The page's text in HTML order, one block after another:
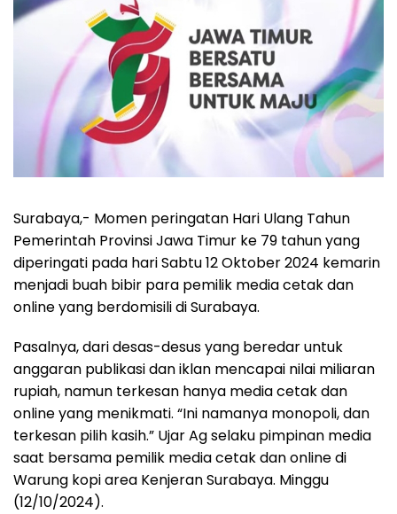
Surabaya,- Momen peringatan Hari Ulang Tahun
Pemerintah Provinsi Jawa Timur ke 79 tahun yang
diperingati pada hari Sabtu 12 Oktober 2024 kemarin
menjadi buah bibir para pemilik media cetak dan
online yang berdomisili di Surabaya.
Pasalnya, dari desas-desus yang beredar untuk
anggaran publikasi dan iklan mencapai nilai miliaran
rupiah, namun terkesan hanya media cetak dan
online yang menikmati. “Ini namanya monopoli, dan
terkesan pilih kasih.” Ujar Ag selaku pimpinan media
saat bersama pemilik media cetak dan online di
Warung kopi area Kenjeran Surabaya. Minggu
(12/10/2024).